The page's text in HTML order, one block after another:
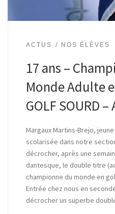
ACTUS NOS ÉLÈVES
17 ans –
Monde Adulte
GOLF SOURD –
Margaux Martins-Brejo,
scolarisée dans notre
décrocher, après une
dantesque, le double titre
championne du monde en
Entrée chez nous en
décrocher un superbe